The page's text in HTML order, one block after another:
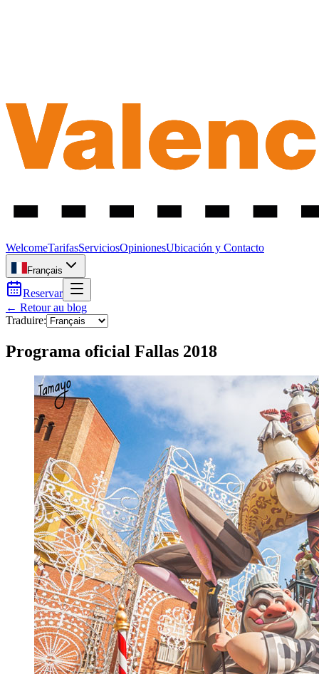
WelcomeTarifasServiciosOpinionesUbicación y Contacto
Français
Reservar
← Retour au blog
Traduire:
Programa oficial Fallas 2018